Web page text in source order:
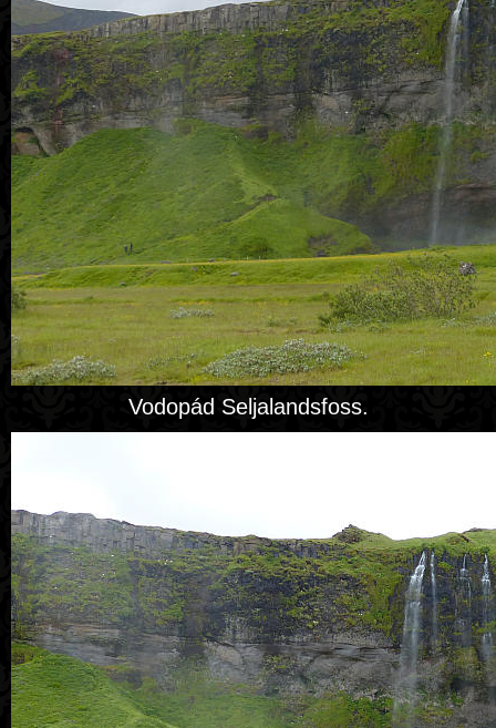
Vodopád Seljalandsfoss.